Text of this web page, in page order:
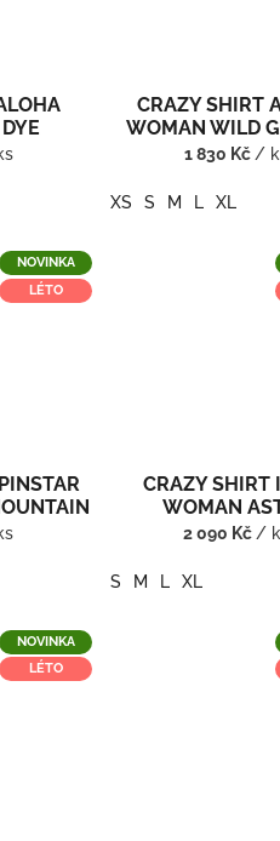
CRAZY SHIRT
WOMAN WILD
1 830 Kč /
XS S M L XL
NOVINKA
LÉTO
CRAZY SHIRT
WOMAN
2 090 Kč /
S M L XL
NOVINKA
LÉTO